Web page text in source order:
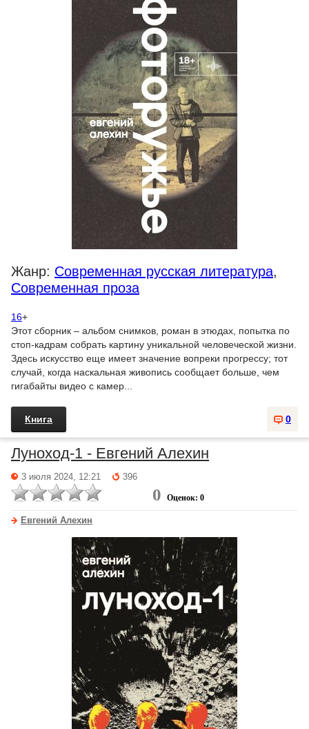
Жанр: Современная русская литература,
Современная проза
16+
Этот сборник – альбом снимков, роман в этюдах, попытка по
стоп-кадрам собрать картину уникальной человеческой жизни.
Здесь искусство еще имеет значение вопреки прогрессу; тот
случай, когда наскальная живопись сообщает больше, чем
гигабайты видео с камер...
0
Книга
Луноход-1 - Евгений Алехин
3 июля 2024, 12:21 396
0 Оценок: 0
Евгений Алехин